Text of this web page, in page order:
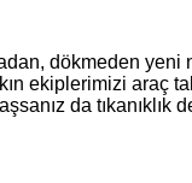
dökmeden
ekiplerimizi
da